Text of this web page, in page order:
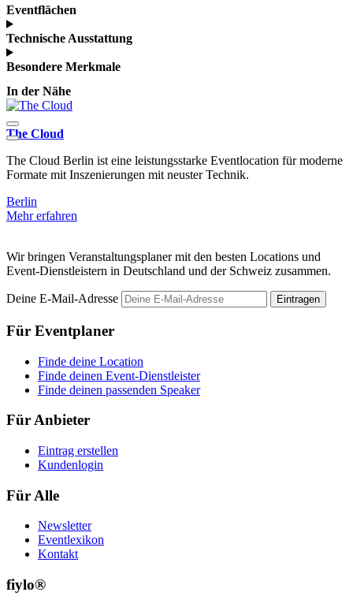
Eventflächen
Technische Ausstattung
Besondere Merkmale
In der Nähe
The Cloud
The Cloud Berlin ist eine leistungsstarke Eventlocation für moderne
Formate mit Inszenierungen mit neuster Technik.
Berlin
Mehr erfahren
Wir bringen Veranstaltungsplaner mit den besten Locations und
Event-Dienstleistern in Deutschland und der Schweiz zusammen.
Deine E-Mail-Adresse Eintragen
Für Eventplaner
Finde deine Location
Finde deinen Event-Dienstleister
Finde deinen passenden Speaker
Für Anbieter
Eintrag erstellen
Kundenlogin
Für Alle
Newsletter
Eventlexikon
Kontakt
fiylo®